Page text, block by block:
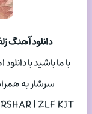
دانلود آهنگ
با ما باشید با
سرشار به
| ZLF KJT